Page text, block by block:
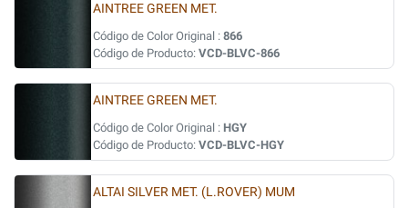
AINTREE GREEN MET.
Código de Color Original : 866
Código de Producto: VCD-BLVC-866
AINTREE GREEN MET.
Código de Color Original : HGY
Código de Producto: VCD-BLVC-HGY
ALTAI SILVER MET. (L.ROVER) MUM